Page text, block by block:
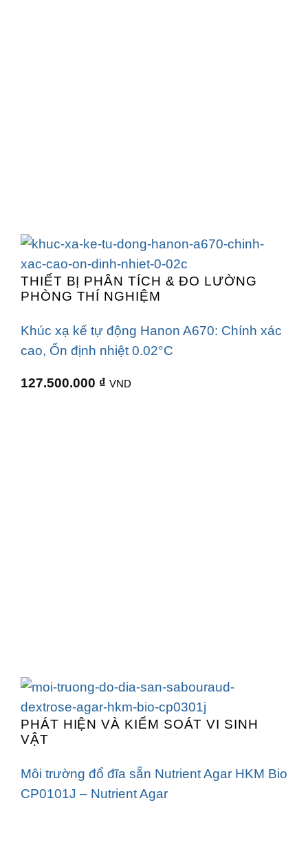
THIẾT BỊ PHÂN TÍCH & ĐO LƯỜNG
PHÒNG THÍ NGHIỆM
Khúc xạ kế tự động Hanon A670: Chính xác
cao, Ổn định nhiệt 0.02°C
127.500.000 ₫ VND
PHÁT HIỆN VÀ KIỂM SOÁT VI SINH
VẬT
Môi trường đổ đĩa sẵn Nutrient Agar HKM Bio
CP0101J – Nutrient Agar